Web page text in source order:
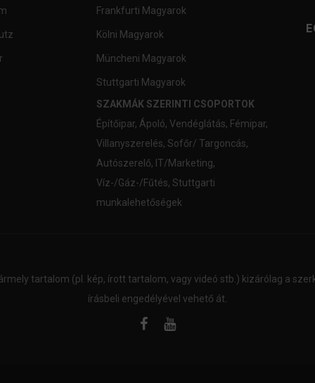
Frankfurti Magyarok
Kölni Magyarok
Müncheni Magyarok
Stuttgarti Magyarok
SZAKMÁK SZERINTI CSOPORTOK
Építőipar, Ápoló, Vendéglátás, Fémipar,
Villanyszerelés, Sofőr/ Targoncás,
Autószerelő, IT/Marketing,
Víz-/Gáz-/Fűtés, Stuttgarti
munkalehetőségek
tartalom (pl. kép, írott tartalom, vagy videó stb.) kizárólag a
írásbeli engedélyével vehető át.